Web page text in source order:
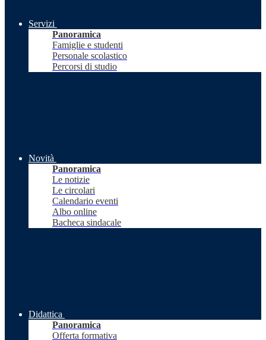
Servizi
Panoramica
Famiglie e studenti
Personale scolastico
Percorsi di studio
Novità
Panoramica
Le notizie
Le circolari
Calendario eventi
Albo online
Bacheca sindacale
Didattica
Panoramica
Offerta formativa